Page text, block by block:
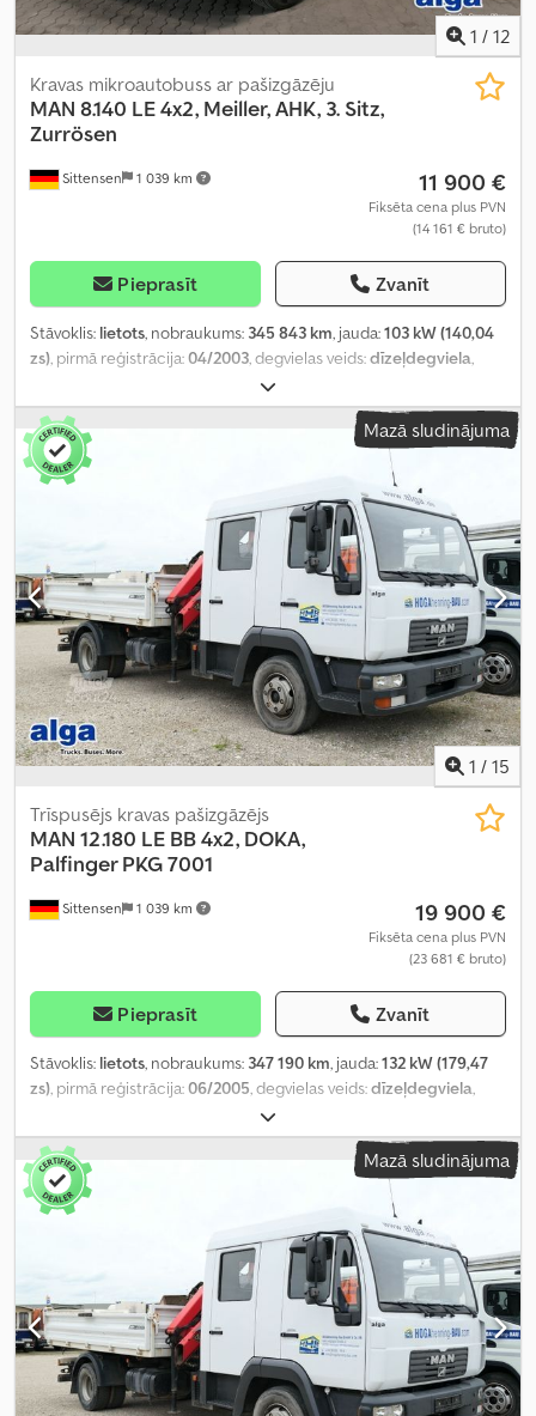
1 / 12
Sittensen 1 039 km
Kravas mikroautobuss ar pašizgāzēju
MAN 8.140 LE 4x2, Meiller, AHK, 3. Sitz,
Zurrösen
11 900 €
Fiksēta cena plus PVN
(14 161 € bruto)
Pieprasīt Zvanīt
Stāvoklis: lietots, nobraukums: 345 843 km, jauda:103 kW (140,04
zs), pirmā reģistrācija:04/2003, degvielas veids:dīzeļdegviela,
, nākamā pārbaude (TÜV):
balts, pārnesuma veids:mehānisks, emisijas klase:Euro 3, sēdvietu
skaits:3, kopējais garums: , kopējais platums:2 440 mm,
kopējais augstums:
, iekraušanas telpas tilpums:
krautuves garums:
, iekraušanas vietas platums:
, iekraušanas telpas augstums:400 mm, Aprīkojums:ABS
Mazā sludinājuma
1 / 15
Sittensen 1 039 km
Trīspusējs kravas pašizgāzējs
MAN 12.180 LE BB 4x2, DOKA,
Palfinger PKG 7001
19 900 €
Fiksēta cena plus PVN
(23 681 € bruto)
Pieprasīt Zvanīt
Stāvoklis: lietots, nobraukums: 347 190 km, jauda:132 kW (179,47
zs), pirmā reģistrācija:06/2005, degvielas veids:dīzeļdegviela,
, asu konfigurācija:
pārnesuma veids:mehānisks, emisijas klase:Euro 3, kopējais
garums:7 530 mm 2 440 mm, kopējais
augstums:
Mazā sludinājuma